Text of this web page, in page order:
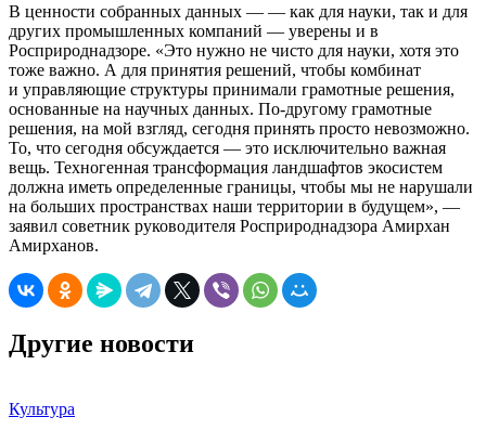
В ценности собранных данных — — как для науки, так и для
других промышленных компаний — уверены и в
Росприроднадзоре. «Это нужно не чисто для науки, хотя это
тоже важно. А для принятия решений, чтобы комбинат
и управляющие структуры принимали грамотные решения,
основанные на научных данных. По-другому грамотные
решения, на мой взгляд, сегодня принять просто невозможно.
То, что сегодня обсуждается — это исключительно важная
вещь. Техногенная трансформация ландшафтов экосистем
должна иметь определенные границы, чтобы мы не нарушали
на больших пространствах наши территории в будущем», —
заявил советник руководителя Росприроднадзора Амирхан
Амирханов.
Другие новости
Культура